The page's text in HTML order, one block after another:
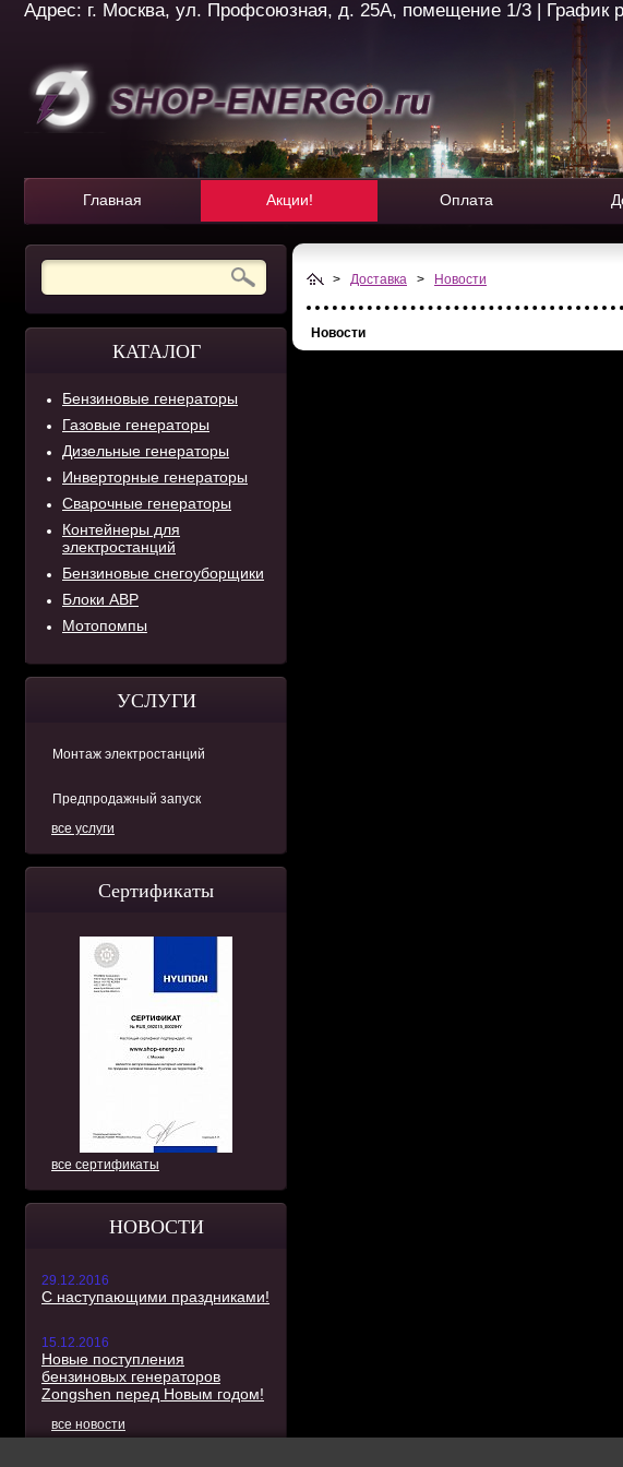
Адрес: г. Москва, ул. Профсоюзная, д. 25А, помещение 1/3 | График
Главная Акции! Оплата
КАТАЛОГ
Бензиновые генераторы
Газовые генераторы
Дизельные генераторы
Инверторные генераторы
Сварочные генераторы
Контейнеры для
электростанций
Бензиновые снегоуборщики
Блоки АВР
Мотопомпы
УСЛУГИ
Монтаж электростанций
Предпродажный запуск
все услуги
Сертификаты
все сертификаты
НОВОСТИ
29.12.2016
С наступающими праздниками!
15.12.2016
Новые поступления
бензиновых генераторов
Zongshen перед Новым годом!
все новости
> Доставка > Новости
Новости